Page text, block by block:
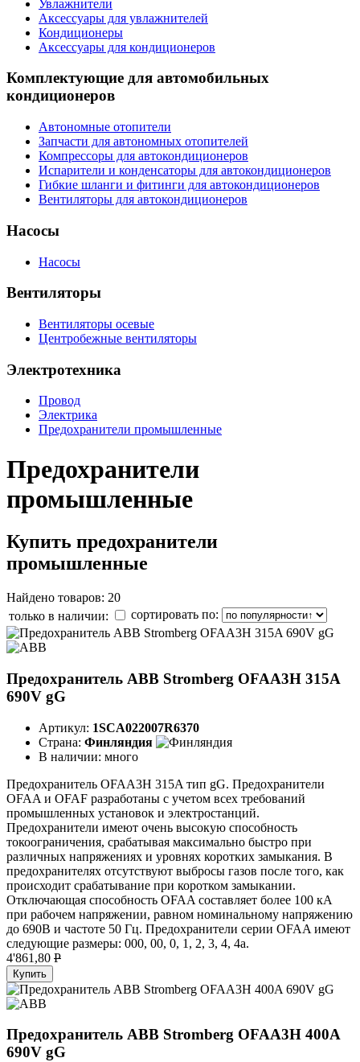
Увлажнители
Аксессуары для увлажнителей
Кондиционеры
Аксессуары для кондиционеров
Комплектующие для автомобильных
кондиционеров
Автономные отопители
Запчасти для автономных отопителей
Компрессоры для автокондиционеров
Испарители и конденсаторы для автокондиционеров
Гибкие шланги и фитинги для автокондиционеров
Вентиляторы для автокондиционеров
Насосы
Насосы
Вентиляторы
Вентиляторы осевые
Центробежные вентиляторы
Электротехника
Провод
Электрика
Предохранители промышленные
Предохранители
промышленные
Купить предохранители
промышленные
Найдено товаров: 20
только в наличии:
сортировать по:
Предохранитель ABB Stromberg OFAA3H 315A
690V gG
Артикул: 1SCA022007R6370
Страна: Финляндия
В наличии: много
Предохранитель OFAA3H 315A тип gG. Предохранители
OFAA и OFAF разработаны с учетом всех требований
промышленных установок и электростанций.
Предохранители имеют очень высокую способность
токоограничения, срабатывая максимально быстро при
различных напряжениях и уровнях коротких замыкания. В
предохранителях отсутствуют выбросы газов после того, как
происходит срабатывание при коротком замыкании.
Отключающая способность OFAA составляет более 100 кА
при рабочем напряжении, равном номинальному напряжению
до 690В и частоте 50 Гц. Предохранители серии OFAA имеют
следующие размеры: 000, 00, 0, 1, 2, 3, 4, 4а.
4'861,80 P
Купить
Предохранитель ABB Stromberg OFAA3H 400A
690V gG